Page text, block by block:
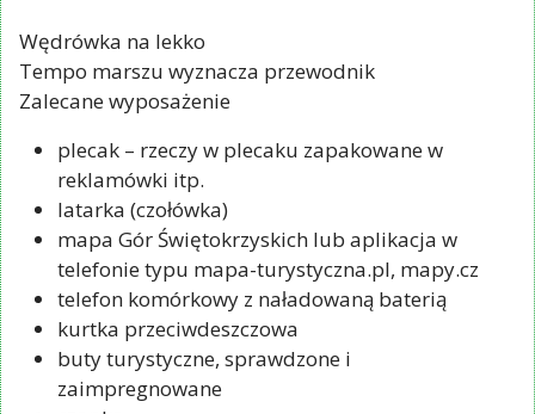
Wędrówka na lekko
Tempo marszu wyznacza przewodnik
Zalecane wyposażenie
plecak – rzeczy w plecaku zapakowane w
reklamówki itp.
latarka (czołówka)
mapa Gór Świętokrzyskich lub aplikacja w
telefonie typu mapa-turystyczna.pl, mapy.cz
telefon komórkowy z naładowaną baterią
kurtka przeciwdeszczowa
buty turystyczne, sprawdzone i
zaimpregnowane